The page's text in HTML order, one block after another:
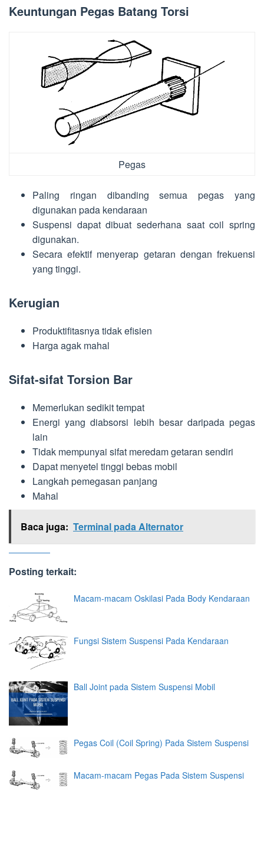
Keuntungan Pegas Batang Torsi
Pegas
Paling ringan dibanding semua pegas yang
digunakan pada kendaraan
Suspensi dapat dibuat sederhana saat coil spring
digunakan.
Secara efektif menyerap getaran dengan frekuensi
yang tinggi.
Kerugian
Produktifitasnya tidak efisien
Harga agak mahal
Sifat-sifat Torsion Bar
Memerlukan sedikit tempat
Energi yang diabsorsi lebih besar daripada pegas
lain
Tidak mempunyai sifat meredam getaran sendiri
Dapat menyetel tinggi bebas mobil
Langkah pemegasan panjang
Mahal
Baca juga: Terminal pada Alternator
Posting terkait:
Macam-macam Oskilasi Pada Body Kendaraan
Fungsi Sistem Suspensi Pada Kendaraan
Ball Joint pada Sistem Suspensi Mobil
Pegas Coil (Coil Spring) Pada Sistem Suspensi
Macam-macam Pegas Pada Sistem Suspensi